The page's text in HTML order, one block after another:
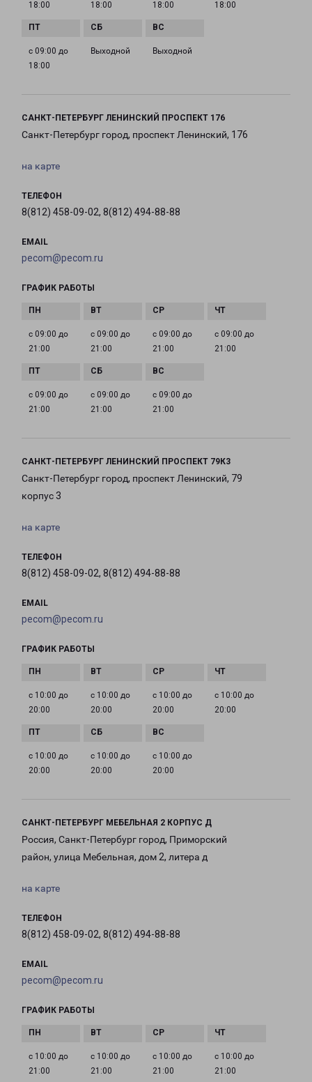
18:00 18:00 18:00 18:00
с 09:00 до
18:00
Выходной Выходной
САНКТ-ПЕТЕРБУРГ ЛЕНИНСКИЙ ПРОСПЕКТ 176
Санкт-Петербург город, проспект Ленинский, 176
на карте
ТЕЛЕФОН
8(812) 458-09-02, 8(812) 494-88-88
EMAIL
pecom@pecom.ru
ГРАФИК РАБОТЫ
с 09:00 до
21:00
с 09:00 до
21:00
с 09:00 до
21:00
с 09:00 до
21:00
с 09:00 до
21:00
с 09:00 до
21:00
с 09:00 до
21:00
САНКТ-ПЕТЕРБУРГ ЛЕНИНСКИЙ ПРОСПЕКТ 79К3
Санкт-Петербург город, проспект Ленинский, 79
корпус 3
на карте
ТЕЛЕФОН
8(812) 458-09-02, 8(812) 494-88-88
EMAIL
pecom@pecom.ru
ГРАФИК РАБОТЫ
с 10:00 до
20:00
с 10:00 до
20:00
с 10:00 до
20:00
с 10:00 до
20:00
с 10:00 до
20:00
с 10:00 до
20:00
с 10:00 до
20:00
САНКТ-ПЕТЕРБУРГ МЕБЕЛЬНАЯ 2 КОРПУС Д
Россия, Санкт-Петербург город, Приморский
район, улица Мебельная, дом 2, литера д
на карте
ТЕЛЕФОН
8(812) 458-09-02, 8(812) 494-88-88
EMAIL
pecom@pecom.ru
ГРАФИК РАБОТЫ
с 10:00 до
21:00
с 10:00 до
21:00
с 10:00 до
21:00
с 10:00 до
21:00